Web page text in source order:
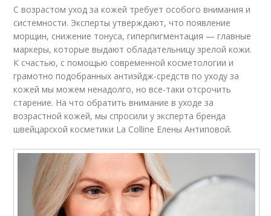
С возрастом уход за кожей требует особого внимания и
системности. Эксперты утверждают, что появление
морщин, снижение тонуса, гиперпигментация — главные
маркеры, которые выдают обладательницу зрелой кожи.
К счастью, с помощью современной косметологии и
грамотно подобранных антиэйдж-средств по уходу за
кожей мы можем ненадолго, но все-таки отсрочить
старение. На что обратить внимание в уходе за
возрастной кожей, мы спросили у эксперта бренда
швейцарской косметики La Colline Елены Антиповой.